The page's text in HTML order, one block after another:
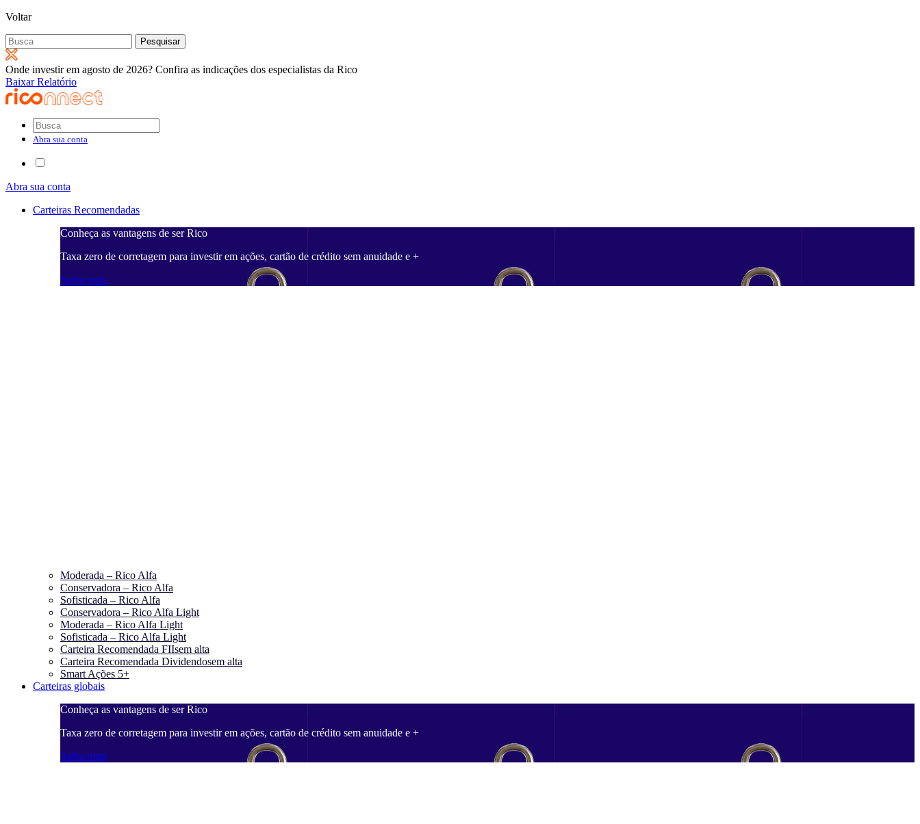
Voltar
Pesquisar
por:
Onde investir em agosto de 2026? Confira as indicações dos especialistas da Rico
Baixar Relatório
Abra sua conta
Abra sua conta
Carteiras Recomendadas
Conheça as vantagens de ser Rico
Taxa zero de corretagem para investir em ações, cartão de crédito sem anuidade e +
Saiba mais
Moderada – Rico Alfa
Conservadora – Rico Alfa
Sofisticada – Rico Alfa
Conservadora – Rico Alfa Light
Moderada – Rico Alfa Light
Sofisticada – Rico Alfa Light
Carteira Recomendada FIIsem alta
Carteira Recomendada Dividendosem alta
Smart Ações 5+
Carteiras globais
Conheça as vantagens de ser Rico
Taxa zero de corretagem para investir em ações, cartão de crédito sem anuidade e +
Saiba mais